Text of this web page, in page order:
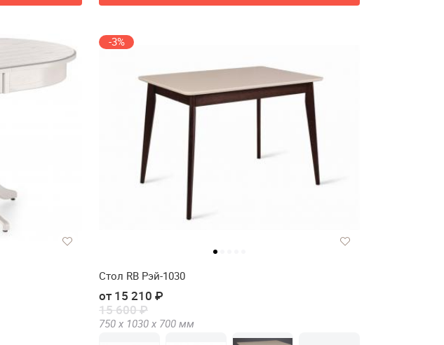
-3%
Стол RB Рэй-1030
от 15 210 ₽
15 600 ₽
750 х 1030 х 700 мм